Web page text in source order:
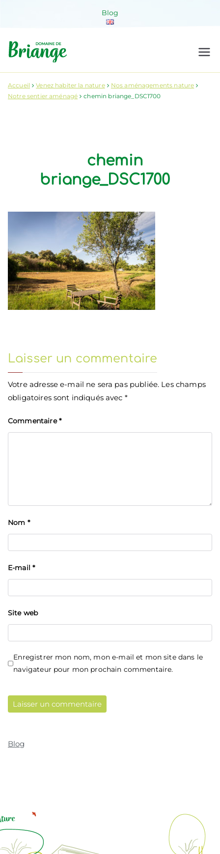
Blog
Briange
Accueil Venez habiter la nature
Nos aménagements nature
Notre sentier aménagé
chemin briange_DSC1700
chemin
briange_DSC1700
Laisser un commentaire
Votre adresse e-mail ne sera pas publiée. Les champs
obligatoires sont indiqués avec *
Commentaire*
Nom *
E-mail*
Site web
Enregistrer mon nom, mon e-mail et mon site dans le
navigateur pour mon prochain commentaire.
Blog